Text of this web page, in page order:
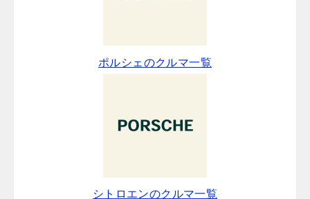
ポルシェのクルマ一覧
シトロエンのクルマ一覧